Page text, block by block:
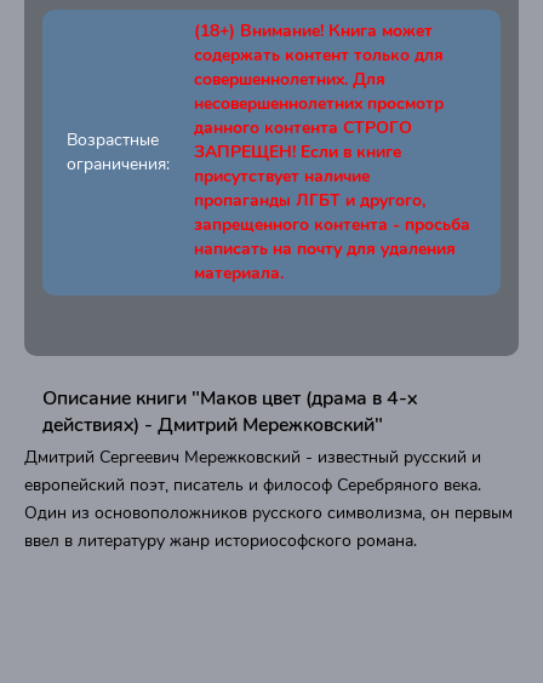
Возрастные
ограничения:
(18+) Внимание! Книга может
содержать контент только для
совершеннолетних. Для
несовершеннолетних просмотр
данного контента СТРОГО
ЗАПРЕЩЕН! Если в книге
присутствует наличие
пропаганды ЛГБТ и другого,
запрещенного контента - просьба
написать на почту для удаления
материала.
Описание книги "Маков цвет (драма в 4-х
действиях) - Дмитрий Мережковский"
Дмитрий Сергеевич Мережковский - известный русский и
европейский поэт, писатель и философ Серебряного века.
Один из основоположников русского символизма, он первым
ввел в литературу жанр историософского романа.